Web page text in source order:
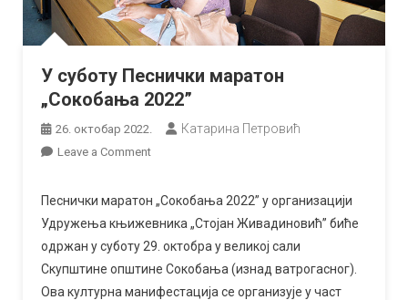
У суботу Песнички маратон
„Сокобања 2022”
26. октобар 2022. Катарина Петровић
Leave a Commenton
суботу
маратон
„Сокобања
2022”
Песнички маратон „Сокобања 2022” у организацији
Удружења књижевника „Стојан Живадиновић” биће
одржан у суботу 29. октобра у великој сали
Скупштине општине Сокобања (изнад ватрогасног).
Ова културна манифестација се организује у част